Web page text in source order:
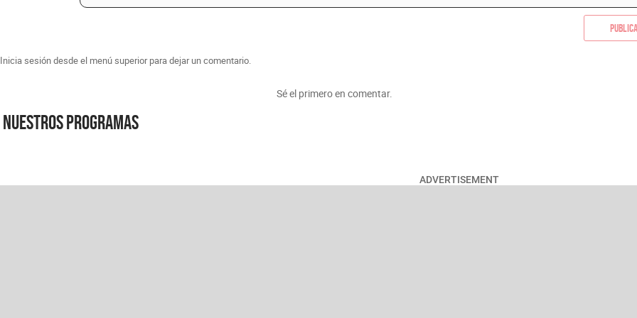
Inicia sesión desde el menú superior para dejar un comentario.
Sé el primero en comentar.
Nuestros programas
ADVERTISEMENT